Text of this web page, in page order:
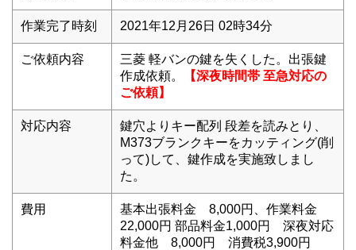
作業完了時刻 2021年12月26日 02時34分
ご依頼内容
三菱 軽バンの鍵を失くした。出張鍵
作成依頼。
【深夜時間帯 至急対応の
ご依頼】
対応内容
鍵穴よりキー配列 段差を読みとり、
M373ブランクキーをカッティング(削
って)して、鍵作成を実施致しまし
た。
費用
基本出張料金 8,000円、作業料金
22,000円 部品料金1,000円 深夜対応
料金他 8,000円 消費税3,900円